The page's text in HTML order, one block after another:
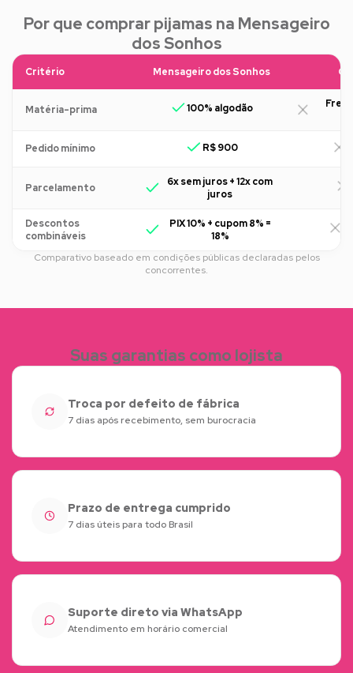
Por que comprar pijamas na Mensageiro
dos Sonhos
Critério Mensageiro dos Sonhos
Matéria-prima 100% algodão
Pedido mínimo R$ 900
Parcelamento
6x sem juros + 12x com
juros
Descontos
combináveis
PIX 10% + cupom 8% =
18%
Comparativo baseado em condições públicas declaradas pelos
concorrentes.
Suas garantias como lojista
Troca por defeito de fábrica
7 dias após recebimento, sem burocracia
Prazo de entrega cumprido
7 dias úteis para todo Brasil
Suporte direto via WhatsApp
Atendimento em horário comercial